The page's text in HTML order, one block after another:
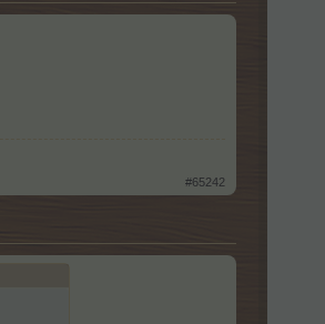
#65242